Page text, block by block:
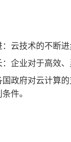
云技术的不断
企业对于高效
政府对云计算
件。